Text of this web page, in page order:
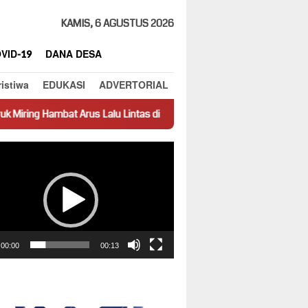
KAMIS, 6 AGUSTUS 2026
19
DANA DESA
EDUKASI ADVERTORIAL
Lalu Lintas di Jalan Panti–Simpang Empat
00:00 00:13